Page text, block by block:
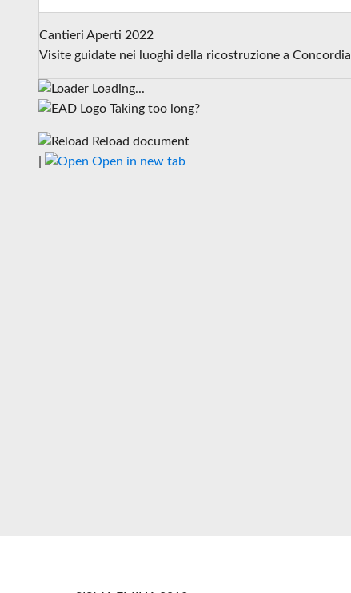
Cantieri Aperti 2022
Visite guidate nei luoghi della ricostruzione a Concordia
Loading...
Taking too long?
Reload document
Open in new tab